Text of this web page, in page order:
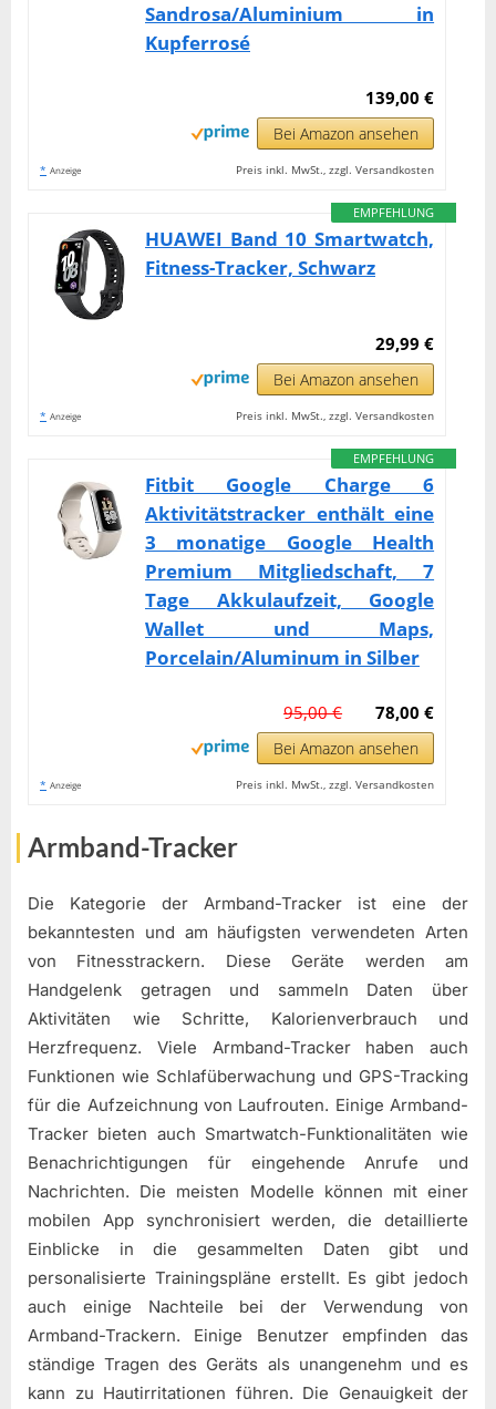
Sandrosa/Aluminium in
Kupferrosé
139,00 €
Bei Amazon ansehen
* Anzeige Preis inkl. MwSt., zzgl. Versandkosten
EMPFEHLUNG
HUAWEI Band 10 Smartwatch,
Fitness-Tracker, Schwarz
29,99 €
Bei Amazon ansehen
* Anzeige Preis inkl. MwSt., zzgl. Versandkosten
EMPFEHLUNG
Fitbit Google Charge 6
Aktivitätstracker enthält eine
3 monatige Google Health
Premium Mitgliedschaft, 7
Tage Akkulaufzeit, Google
Wallet und Maps,
Porcelain/Aluminum in Silber
78,00 €
95,00 €
Bei Amazon ansehen
* Anzeige Preis inkl. MwSt., zzgl. Versandkosten
Armband-Tracker
Die Kategorie der Armband-Tracker ist eine der
bekanntesten und am häufigsten verwendeten Arten
von Fitnesstrackern. Diese Geräte werden am
Handgelenk getragen und sammeln Daten über
Aktivitäten wie Schritte, Kalorienverbrauch und
Herzfrequenz. Viele Armband-Tracker haben auch
Funktionen wie Schlafüberwachung und GPS-Tracking
für die Aufzeichnung von Laufrouten. Einige Armband-
Tracker bieten auch Smartwatch-Funktionalitäten wie
Benachrichtigungen für eingehende Anrufe und
Nachrichten. Die meisten Modelle können mit einer
mobilen App synchronisiert werden, die detaillierte
Einblicke in die gesammelten Daten gibt und
personalisierte Trainingspläne erstellt. Es gibt jedoch
auch einige Nachteile bei der Verwendung von
Armband-Trackern. Einige Benutzer empfinden das
ständige Tragen des Geräts als unangenehm und es
kann zu Hautirritationen führen. Die Genauigkeit der